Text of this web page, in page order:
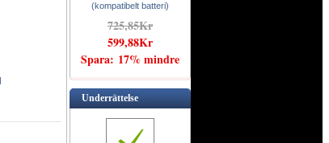
(kompatibelt batteri)
725,85Kr
599,88Kr
Spara: 17% mindre
Underrättelse